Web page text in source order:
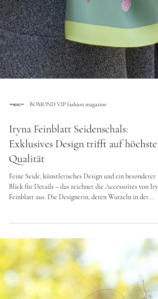
BOMOND VIP fashion magazine
Iryna Feinblatt Seidenschals:
Exklusives Design trifft auf höchste
Qualität
Feine Seide, künstlerisches Design und ein besonderer
Feinblatt aus. Die Designerin, deren Wurzeln in der
außergewöhnliche Mischung aus europäischer Eleganz
und individueller Ausdrucksstärke in ihre Kollektionen
von Designer Seidenschals ein.